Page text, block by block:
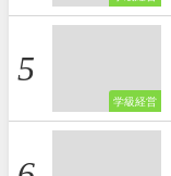
学級経営